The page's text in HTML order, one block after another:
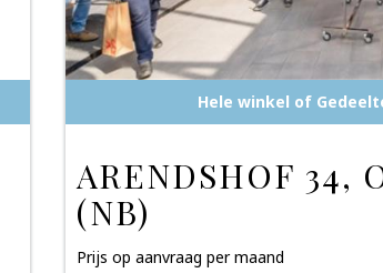
Hele winkel of
ARENDSHOF 34,
(NB)
Prijs op aanvraag per maand